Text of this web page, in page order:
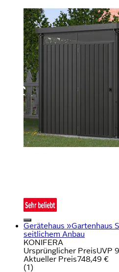
Gerätehaus »Gartenhaus
seitlichem Anbau
KONIFERA
Ursprünglicher PreisUVP
Aktueller Preis748,49 €
(1)